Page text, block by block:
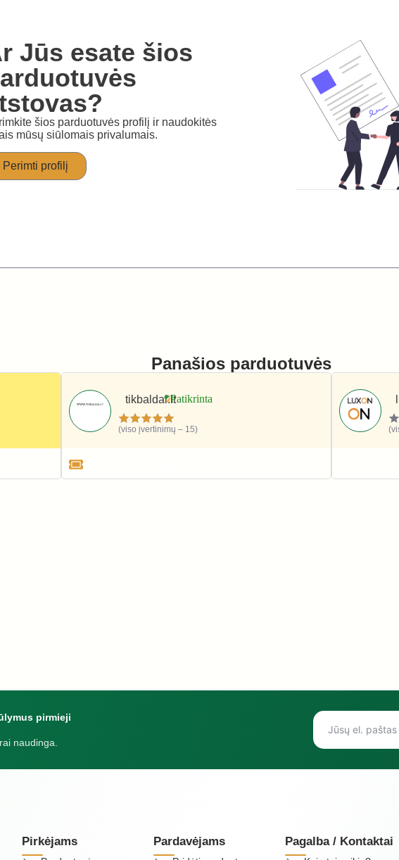
Jūs esate šios
šios parduotuvės profilį ir naudokitės
mūsų siūlomais privalumais.
Perimti profilį
Panašios parduotuvės
tikbaldai.lt
(viso įvertinimų – 15)
pirmieji
naudinga.
Pirkėjams Pardavėjams Pagalba / Kontaktai